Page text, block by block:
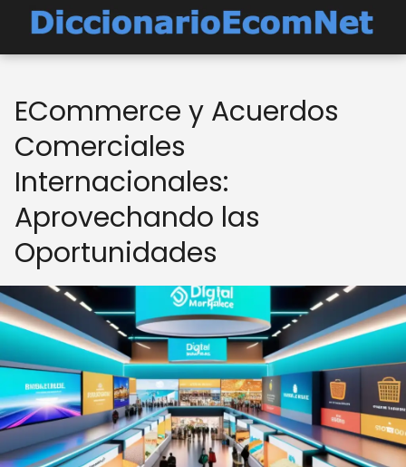
ECommerce y Acuerdos
Comerciales
Internacionales:
Aprovechando las
Oportunidades